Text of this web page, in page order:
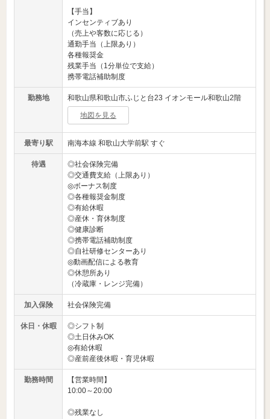
【手当】
インセンティブあり
（売上や客数に応じる）
通勤手当（上限あり）
各種報奨金
残業手当（1分単位で支給）
携帯電話補助制度
勤務地 和歌山県和歌山市ふじと台23 イオンモール和歌山2階
地図を見る
最寄り駅 南海本線 和歌山大学前駅 すぐ
待遇
◎社会保険完備
◎交通費支給（上限あり）
◎ボーナス制度
◎各種報奨金制度
◎有給休暇
◎産休・育休制度
◎健康診断
◎携帯電話補助制度
◎自社研修センターあり
◎動画配信による教育
◎休憩所あり
（冷蔵庫・レンジ完備）
加入保険 社会保険完備
休日・休暇
◎シフト制
◎土日休みOK
◎有給休暇
◎産前産後休暇・育児休暇
勤務時間
【営業時間】
10:00～20:00
◎残業なし